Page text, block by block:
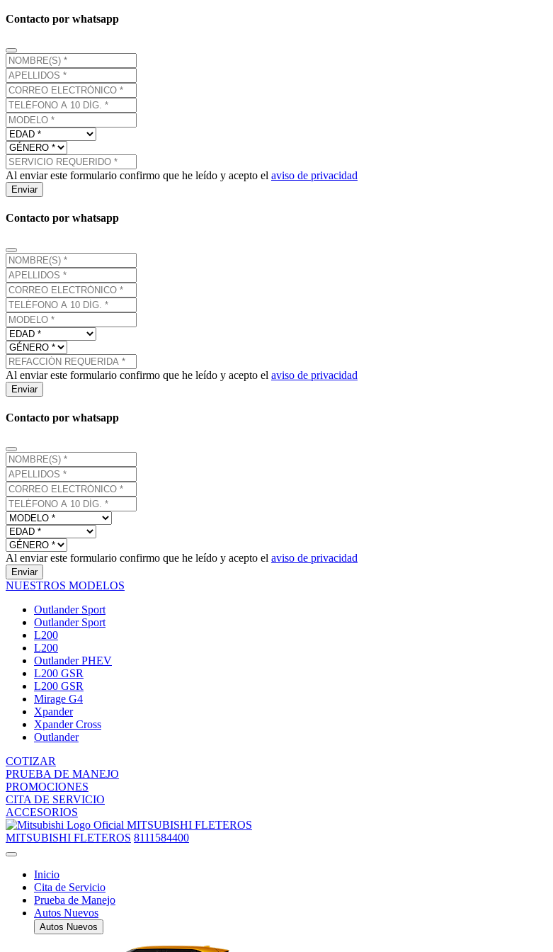
Contacto por whatsapp
Al enviar este formulario confirmo que he leído y acepto el aviso de privacidad
Enviar
Contacto por whatsapp
Al enviar este formulario confirmo que he leído y acepto el aviso de privacidad
Enviar
Contacto por whatsapp
Al enviar este formulario confirmo que he leído y acepto el aviso de privacidad
Enviar
NUESTROS MODELOS
Outlander Sport
Outlander Sport
L200
L200
Outlander PHEV
L200 GSR
L200 GSR
Mirage G4
Xpander
Xpander Cross
Outlander
COTIZAR
PRUEBA DE MANEJO
PROMOCIONES
CITA DE SERVICIO
ACCESORIOS
MITSUBISHI FLETEROS
MITSUBISHI FLETEROS 8111584400
Inicio
Cita de Servicio
Prueba de Manejo
Autos Nuevos
Autos Nuevos